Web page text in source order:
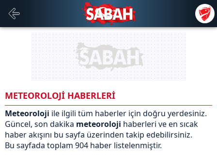
METEOROLOJİ HABERLERİ
Meteoroloji ile ilgili tüm haberler için doğru yerdesiniz.
Güncel, son dakika meteoroloji haberleri ve en sıcak
haber akışını bu sayfa üzerinden takip edebilirsiniz.
Bu sayfada toplam 904 haber listelenmiştir.